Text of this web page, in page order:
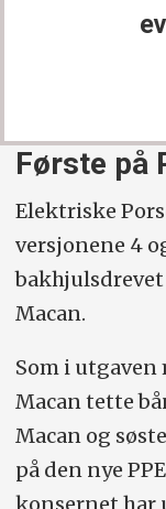
Første på
Elektriske
versjonene 4
bakhjulsdrevet
Macan.
Som i
Macan tette
Macan og
på den nye
konsernet har